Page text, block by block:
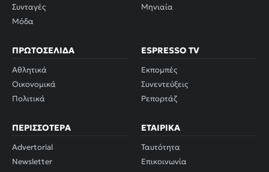
Συνταγές
Μόδα
Μηνιαία
ΠΡΩΤΟΣΈΛΙΔΑ
Αθλητικά
Οικονομικά
Πολιτικά
ESPRESSO TV
Εκπομπές
Συνεντεύξεις
Ρεπορτάζ
ΠΕΡΙΣΣΌΤΕΡΑ
Advertorial
Newsletter
ΕΤΑΙΡΙΚΆ
Ταυτότητα
Επικοινωνία